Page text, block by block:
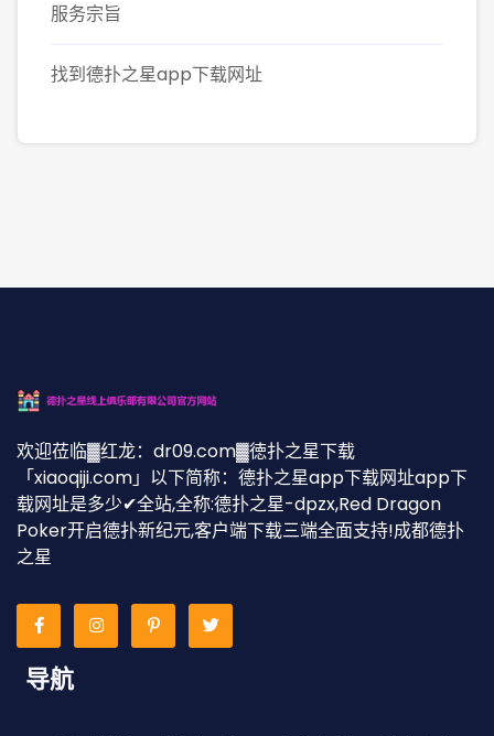
服务宗旨
找到德扑之星app下载网址
欢迎莅临▓红龙：dr09.com▓徳扑之星下载
「xiaoqiji.com」以下简称：德扑之星app下载网址app下
载网址是多少✔全站,全称:德扑之星-dpzx,Red Dragon
Poker开启德扑新纪元,客户端下载三端全面支持!成都德扑
之星
导航